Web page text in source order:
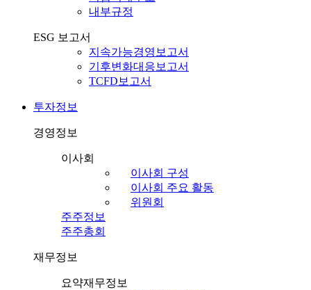
내부규정
ESG 보고서
지속가능경영보고서
기후변화대응보고서
TCFD보고서
투자정보
경영정보
이사회
이사회 구성
이사회 주요 활동
위원회
주주정보
주주총회
재무정보
요약재무정보